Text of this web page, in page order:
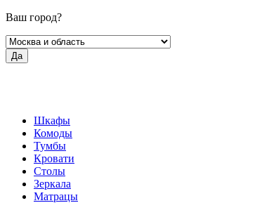
Ваш город?
Да
Шкафы
Комоды
Тумбы
Кровати
Столы
Зеркала
Матрацы